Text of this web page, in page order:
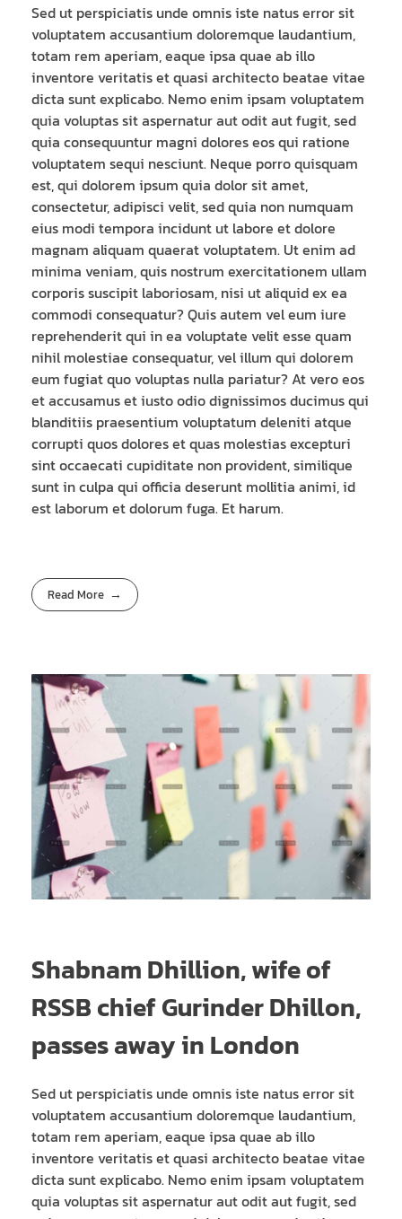
Sed ut perspiciatis unde omnis iste natus error sit
voluptatem accusantium doloremque laudantium,
totam rem aperiam, eaque ipsa quae ab illo
inventore veritatis et quasi architecto beatae vitae
dicta sunt explicabo. Nemo enim ipsam voluptatem
quia voluptas sit aspernatur aut odit aut fugit, sed
quia consequuntur magni dolores eos qui ratione
voluptatem sequi nesciunt. Neque porro quisquam
est, qui dolorem ipsum quia dolor sit amet,
consectetur, adipisci velit, sed quia non numquam
eius modi tempora incidunt ut labore et dolore
magnam aliquam quaerat voluptatem. Ut enim ad
minima veniam, quis nostrum exercitationem ullam
corporis suscipit laboriosam, nisi ut aliquid ex ea
commodi consequatur? Quis autem vel eum iure
reprehenderit qui in ea voluptate velit esse quam
nihil molestiae consequatur, vel illum qui dolorem
eum fugiat quo voluptas nulla pariatur? At vero eos
et accusamus et iusto odio dignissimos ducimus qui
blanditiis praesentium voluptatum deleniti atque
corrupti quos dolores et quas molestias excepturi
sint occaecati cupiditate non provident, similique
sunt in culpa qui officia deserunt mollitia animi, id
est laborum et dolorum fuga. Et harum.
Read More
Shabnam Dhillion, wife of
RSSB chief Gurinder Dhillon,
passes away in London
Sed ut perspiciatis unde omnis iste natus error sit
voluptatem accusantium doloremque laudantium,
totam rem aperiam, eaque ipsa quae ab illo
inventore veritatis et quasi architecto beatae vitae
dicta sunt explicabo. Nemo enim ipsam voluptatem
quia voluptas sit aspernatur aut odit aut fugit, sed